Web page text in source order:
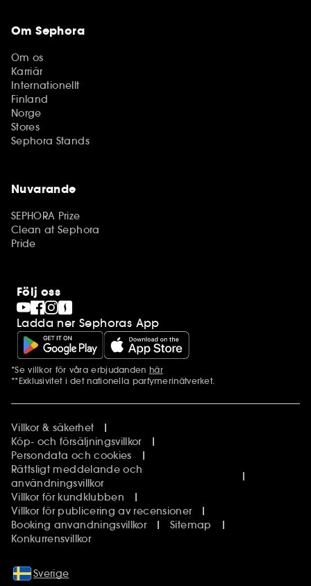
Om Sephora
Om os
Karriär
Internationellt
Finland
Norge
Stores
Sephora Stands
Nuvarande
SEPHORA Prize
Clean at Sephora
Pride
Följ oss
Ladda ner Sephoras App
Ytterligare information
*Se villkor för våra erbjudanden här
**Exklusivitet i det nationella parfymerinätverket.
Villkor & säkerhet
Köp- och försäljningsvillkor
Persondata och cookies
Rättsligt meddelande och
användningsvillkor
Villkor för kundklubben
Villkor för publicering av recensioner
Booking anvandningsvillkor
Sitemap
Konkurrensvillkor
Sverige